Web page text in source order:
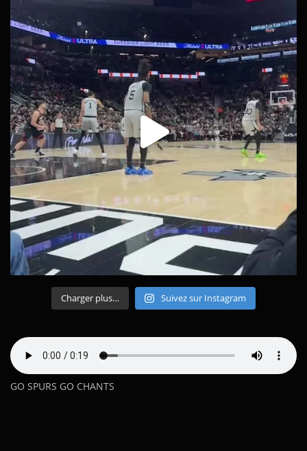
Charger plus… Suivez sur Instagram
GO SPURS GO CHANTS